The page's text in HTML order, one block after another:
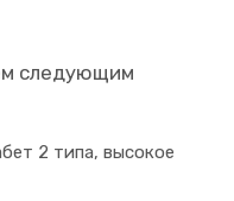
следующим
2 типа, высокое